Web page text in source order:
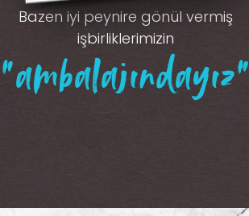
Bazen iyi peynire gönül vermiş
işbirliklerimizin
“ambalajındayız”